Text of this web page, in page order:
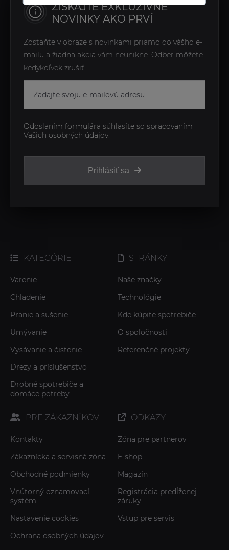
ZÍSKAJTE EXKLUZÍVNE
NOVINKY AKO PRVÍ
Zostaňte v obraze s novinkami priamo do vášho e-
mailu a žiadna akcia vám neunikne. Odber môžete
kedykoľvek zrušiť.
Prihlásiť sa
Odoslaním formulára súhlasíte so spracovaním
Vašich osobných údajov.
KATEGÓRIE
Varenie
Chladenie
Pranie a sušenie
Umývanie
Vysávanie a čistenie
Drezy a príslušenstvo
Drobné spotrebiče a
domáce potreby
STRÁNKY
Naše značky
Technológie
Kde kúpite spotrebiče
O spoločnosti
Referenčné projekty
PRE ZÁKAZNÍKOV
Kontakty
Zákaznícka a servisná zóna
Obchodné podmienky
Vnútorný oznamovací
systém
Nastavenie cookies
Ochrana osobných údajov
ODKAZY
Zóna pre partnerov
E-shop
Magazín
Registrácia predĺženej
záruky
Vstup pre servis